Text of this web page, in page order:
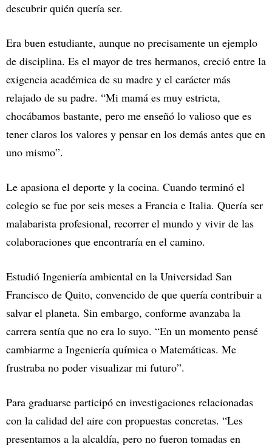
descubrir quién quería ser.
Era buen estudiante, aunque no precisamente un ejemplo
de disciplina. Es el mayor de tres hermanos, creció entre la
exigencia académica de su madre y el carácter más
relajado de su padre. “Mi mamá es muy estricta,
chocábamos bastante, pero me enseñó lo valioso que es
tener claros los valores y pensar en los demás antes que en
uno mismo”.
Le apasiona el deporte y la cocina. Cuando terminó el
colegio se fue por seis meses a Francia e Italia. Quería ser
malabarista profesional, recorrer el mundo y vivir de las
colaboraciones que encontraría en el camino.
Estudió Ingeniería ambiental en la Universidad San
Francisco de Quito, convencido de que quería contribuir a
salvar el planeta. Sin embargo, conforme avanzaba la
carrera sentía que no era lo suyo. “En un momento pensé
cambiarme a Ingeniería química o Matemáticas. Me
frustraba no poder visualizar mi futuro”.
Para graduarse participó en investigaciones relacionadas
con la calidad del aire con propuestas concretas. “Les
presentamos a la alcaldía, pero no fueron tomadas en